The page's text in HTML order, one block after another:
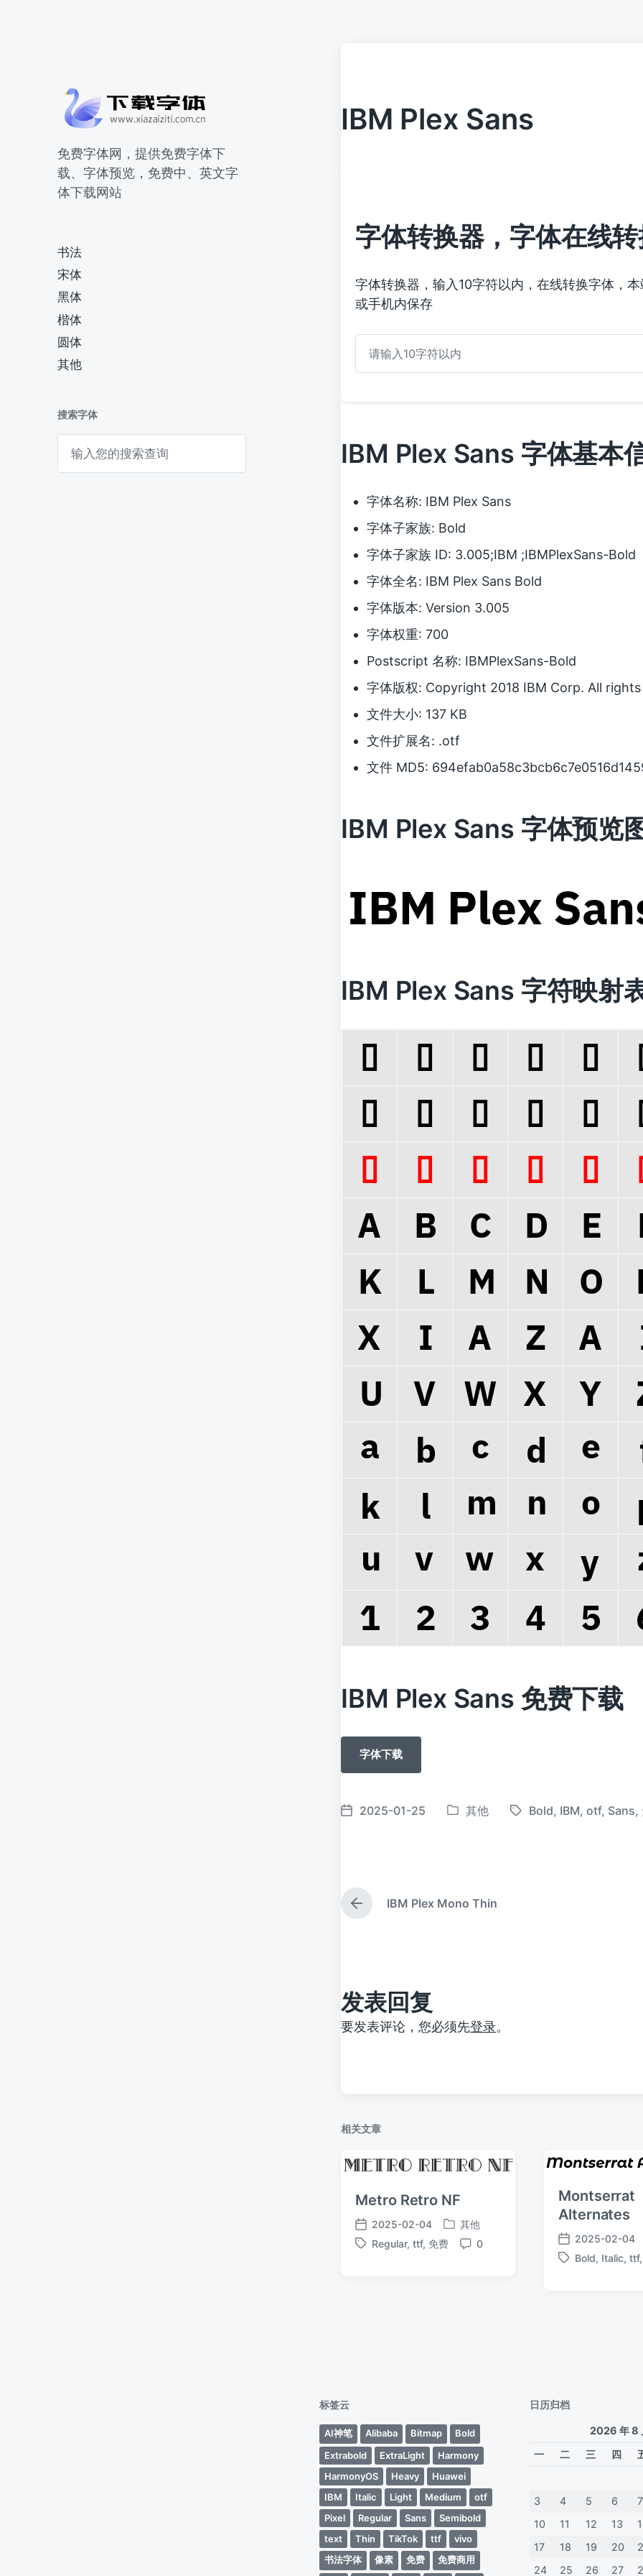
免费字体网，提供免费字体下
载、字体预览，免费中、英文字
体下载网站
书法
宋体
黑体
楷体
圆体
其他
搜索字体
IBM Plex Sans
字体转换器，字体在线
字体转换器，输入10字符以内，在线转换字体，
或手机内保存
IBM Plex Sans 字体基本
字体名称: IBM Plex Sans
字体子家族: Bold
字体子家族 ID: 3.005;IBM ;IBMPlexSans-Bold
字体全名: IBM Plex Sans Bold
字体版本: Version 3.005
字体权重: 700
Postscript 名称: IBMPlexSans-Bold
字体版权: Copyright 2018 IBM Corp. All
文件大小: 137 KB
文件扩展名: .otf
文件 MD5:
IBM Plex Sans 字体预览
IBM Plex Sans 字符映射
IBM Plex Sans 免费下载
字体下载
发
2025-01-25
发
其他
标
Bold, IBM,otf, Sans,
上
篇
IBM Plex Mono Thin
发表回复
要发表评论，您必须先登录。
相关文章
Metro Retro NF
发
布
2025-02-04
发
布
其他
标
Regular,ttf, 免费
评
0
Montserrat
Alternates
发
布
2025-02-04
标
Bold, Italic,ttf
标签云
AI神笔 Alibaba Bitmap
Bold
Extrabold
ExtraLight
Harmony
HarmonyOS
Heavy
Huawei
IBM
Italic Light Medium
otf
Pixel
Regular Sans
Semibold
text
Thin TikTok ttf
vivo
书法字体
像素 免费
免费商用
日历归档
2026 年 8
一
二 三 四
3 4 5 6
7
10
11 12 13
17
18 19 20
24
25 26 27